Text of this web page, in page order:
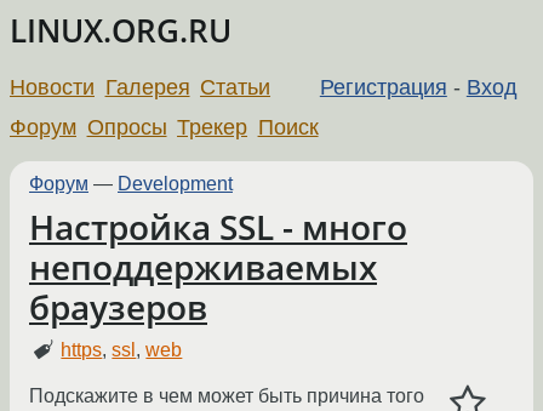
LINUX.ORG.RU
Регистрация - Вход
Новости Галерея Статьи
Форум Опросы Трекер Поиск
Форум — Development
Настройка SSL - много
неподдерживаемых
браузеров
https,ssl ,web
Подскажите в чем может быть причина того